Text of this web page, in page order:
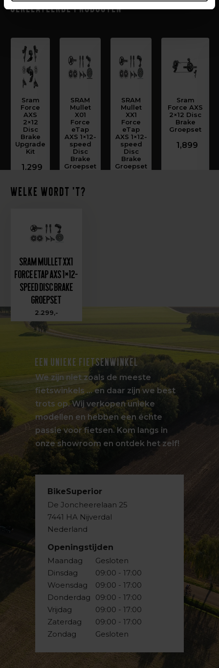
Gerelateerde producten
Sram
Force
AXS
2×12
Disc
Brake
Upgrade
Kit
1,299
SRAM
Mullet
X01
Force
eTap
AXS 1×12-
speed
Disc
Brake
Groepset
SRAM
Mullet
XX1
Force
eTap
AXS 1×12-
speed
Disc
Brake
Groepset
Sram
Force AXS
2×12 Disc
Brake
Groepset
1,899
Welke wordt 't?
SRAM Mullet XX1
Force eTap AXS 1×12-
speed Disc Brake
Groepset
2.299,-
EEN UNIEKE FIETSENWINKEL
We zijn niet zoals de meeste
fietswinkels … en daar zijn we best
trots op. Wij verkopen unieke
modellen en hebben een échte
passie voor fietsen. Kom langs in
onze showroom en ontdek het zelf!
BikeSuperior
De Joncheerelaan 25
7441 HA Nijverdal
Nederland
Openingstijden
Maandag
Dinsdag
Woensdag
Donderdag
Vrijdag
Zaterdag
Zondag
Gesloten
09:00 - 17:00
09:00 - 17:00
09:00 - 17:00
09:00 - 17:00
09:00 - 17:00
Gesloten